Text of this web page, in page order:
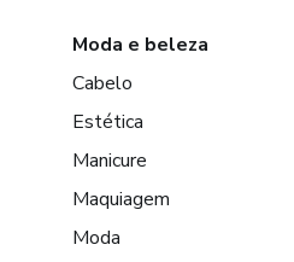
Moda e beleza
Cabelo
Estética
Manicure
Maquiagem
Moda